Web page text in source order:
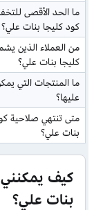
ما الحد الأقصى
كود كليجا بنات علي؟
من العملاء الذين
كليجا بنات علي؟
ما المنتجات التي
عليها؟
متى تنتهي صلاحية
بنات علي؟
كيف
بنات علي؟